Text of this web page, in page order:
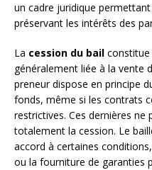
un cadre juridique
préservant les intérêts des
La cession du bail
généralement liée à la vente
preneur dispose en principe
fonds, même si les contrats
restrictives. Ces dernières
totalement la cession. Le
accord à certaines
ou la fourniture de garanties